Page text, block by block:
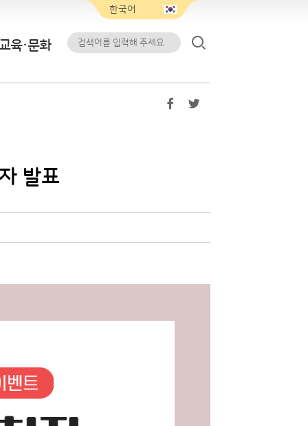
육·문화
발표